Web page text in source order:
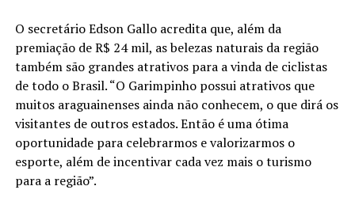
O secretário Edson Gallo acredita que, além da
premiação de R$ 24 mil, as belezas naturais da região
também são grandes atrativos para a vinda de ciclistas
de todo o Brasil. “O Garimpinho possui atrativos que
muitos araguainenses ainda não conhecem, o que dirá os
visitantes de outros estados. Então é uma ótima
oportunidade para celebrarmos e valorizarmos o
esporte, além de incentivar cada vez mais o turismo
para a região”.